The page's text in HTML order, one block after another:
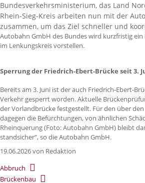
Bundesverkehrsministerium, das Land
Rhein-Sieg-Kreis arbeiten nun mit der
zusammen, um das Ziel schneller und
Autobahn GmbH des Bundes wird kurzfristig
im Lenkungskreis vorstellen.
Sperrung der Friedrich-Ebert-Brücke seit 3.
Bereits am 3. Juni ist der auch Friedrich-Ebert-
Verkehr gesperrt worden. Aktuelle
der Vorlandbrücke festgestellt. Für den über
dagegen die Befürchtungen, von ähnlichen
Rheinquerung (Foto: Autobahn GmbH) bleibt
standsicher", so die Autobahn GmbH.
19.06.2026von Redaktion
Abbruch
Brückenbau